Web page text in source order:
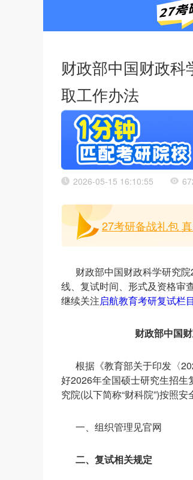
财政部中国财政科
取工作办法
2026-05-15 16:10:55
27考研备战礼包
财政部中国财政科学研究
线、复试时间、形式及资格审
继续关注启航教育考研复试栏目
财政部中国
根据《教育部关于印发〈
好2026年全国硕士研究生招
究院(以下简称“财科院”)按照
一、组织管理见官网
二、复试相关规定